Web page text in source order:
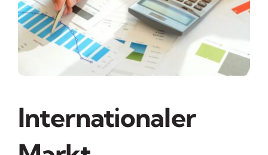
Internationaler